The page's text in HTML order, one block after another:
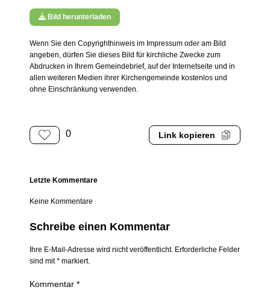
Bild herunterladen
Wenn Sie den Copyrighthinweis im Impressum oder am Bild
angeben, dürfen Sie dieses Bild für kirchliche Zwecke zum
Abdrucken in Ihrem Gemeindebrief, auf der Internetseite und in
allen weiteren Medien ihrer Kirchengemeinde kostenlos und
ohne Einschränkung verwenden.
0 Link kopieren
Letzte Kommentare
Keine Kommentare
Schreibe einen Kommentar
Ihre E-Mail-Adresse wird nicht veröffentlicht. Erforderliche Felder
sind mit * markiert.
Kommentar *